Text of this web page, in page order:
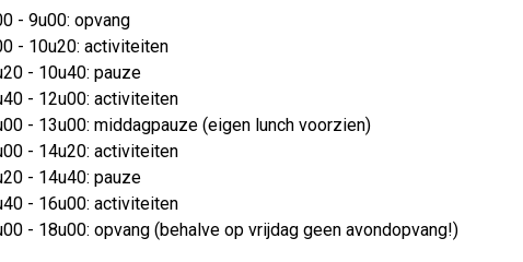
- 9u00: opvang
- 10u20: activiteiten
- 10u40: pauze
- 12u00: activiteiten
- 13u00: middagpauze (eigen lunch voorzien)
- 14u20: activiteiten
- 14u40: pauze
- 16u00: activiteiten
- 18u00: opvang (behalve op vrijdag geen avondopvang!)